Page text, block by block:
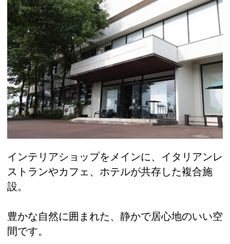
インテリアショップをメインに、イタリアンレ
ストランやカフェ、ホテルが共存した複合施
設。
豊かな自然に囲まれた、静かで居心地のいい空
間です。